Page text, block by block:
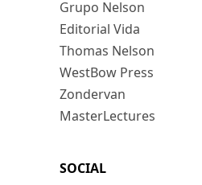
Grupo Nelson
Editorial Vida
Thomas Nelson
WestBow Press
Zondervan
MasterLectures
SOCIAL